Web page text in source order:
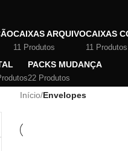
CAIXAS ARQUIVO
11 Produtos
CAIXAS
11 Produtos
PACKS MUDANÇA
22 Produtos
Início/Envelopes